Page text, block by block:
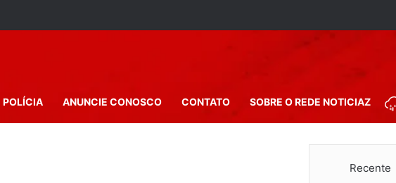
POLÍCIA ANUNCIE CONOSCO CONTATO SOBRE O REDE NOTICIAZ
Recente